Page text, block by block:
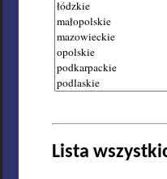
Lista